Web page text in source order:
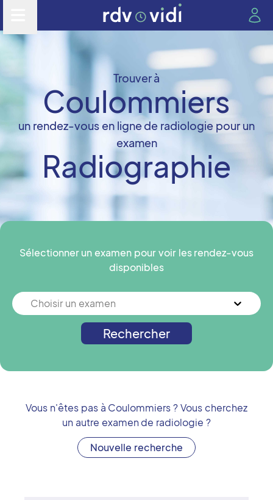
Trouver à
Coulommiers
un rendez-vous en ligne de radiologie pour un
examen
Radiographie
Sélectionner un examen pour voir les rendez-vous
disponibles
Choisir un examen
Rechercher
Vous n'êtes pas à Coulommiers? Vous cherchez
un autre examen de radiologie ?
Nouvelle recherche